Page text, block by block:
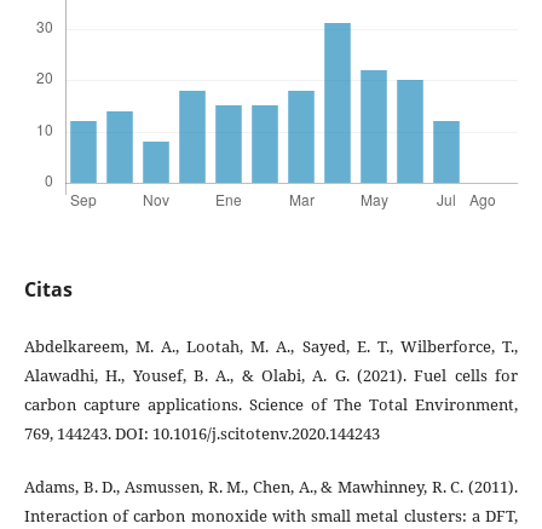
Citas
Abdelkareem, M. A., Lootah, M. A., Sayed, E. T., Wilberforce, T.,
Alawadhi, H., Yousef, B. A., & Olabi, A. G. (2021). Fuel cells for
carbon capture applications. Science of The Total Environment,
769, 144243. DOI: 10.1016/j.scitotenv.2020.144243
Adams, B. D., Asmussen, R. M., Chen, A., & Mawhinney, R. C. (2011).
Interaction of carbon monoxide with small metal clusters: a DFT,